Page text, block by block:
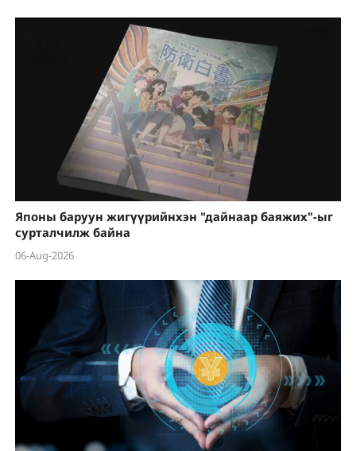
Японы баруун жигүүрийнхэн "дайнаар баяжих"-ыг
сурталчилж байна
06-Aug-2026